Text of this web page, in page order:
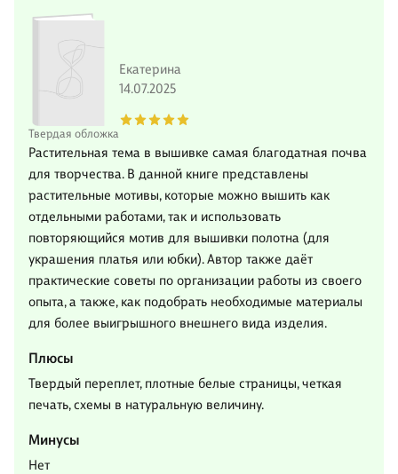
Твердая обложка
Екатерина
14.07.2025
Растительная тема в вышивке самая благодатная почва
для творчества. В данной книге представлены
растительные мотивы, которые можно вышить как
отдельными работами, так и использовать
повторяющийся мотив для вышивки полотна (для
украшения платья или юбки). Автор также даёт
практические советы по организации работы из своего
опыта, а также, как подобрать необходимые материалы
для более выигрышного внешнего вида изделия.
Плюсы
Твердый переплет, плотные белые страницы, четкая
печать, схемы в натуральную величину.
Минусы
Нет